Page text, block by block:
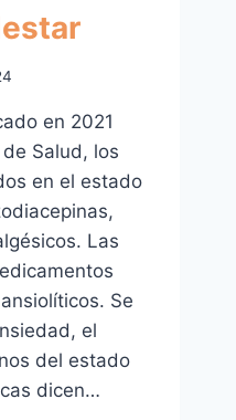
en 2021
Salud, los
en el estado
Las
Se
el
del estado
dicen…